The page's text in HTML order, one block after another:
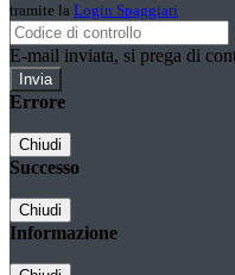
tramite la Login Spaggiari
E-mail inviata, si prega di
Errore
Chiudi
Successo
Chiudi
Informazione